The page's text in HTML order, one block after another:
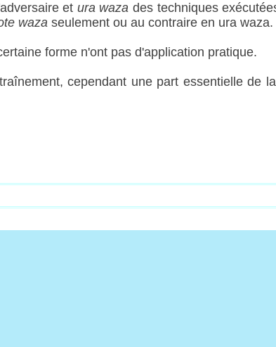
et ura waza des techniques
waza seulement ou au contraire en ura waza.
forme n'ont pas d'application pratique.
cependant une part essentielle de